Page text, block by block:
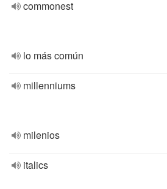
commonest
lo más común
millenniums
milenios
italics